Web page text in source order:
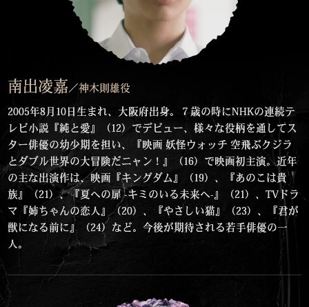
南出凌嘉／神木則雄役
2005年8月10日生まれ、大阪府出身。７歳の時にNHKの連続テ
レビ小説『純と愛』（12）でデビュー、様々な役柄を通してス
ター俳優の幼少期を担い、『映画 妖怪ウォッチ 空飛ぶクジラ
とダブル世界の大冒険だニャン！』（16）で映画初主演。近年
の主な出演作は、映画『キングダム』（19）、『あのこは貴
族』（21）、『夏への扉 -キミのいる未来へ-』（21）、TVドラ
マ『姉ちゃんの恋人』（20）、『やさしい猫』（23）、『君が
獣になる前に』（24）など。今後が期待される若手俳優の一
人。